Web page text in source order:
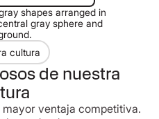
cultura
de nuestra
ventaja competitiva.